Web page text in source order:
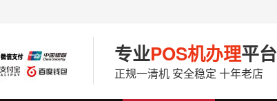
专业POS机办理平台
正规一清机 安全稳定 十年老店